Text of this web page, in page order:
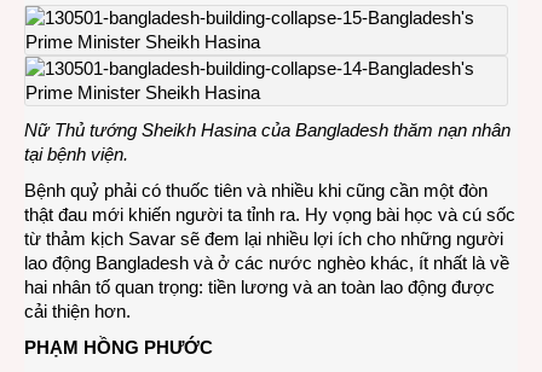
Nữ Thủ tướng Sheikh Hasina của Bangladesh thăm nạn nhân
tại bệnh viện.
Bệnh quỷ phải có thuốc tiên và nhiều khi cũng cần một đòn
thật đau mới khiến người ta tỉnh ra. Hy vọng bài học và cú sốc
từ thảm kịch Savar sẽ đem lại nhiều lợi ích cho những người
lao động Bangladesh và ở các nước nghèo khác, ít nhất là về
hai nhân tố quan trọng: tiền lương và an toàn lao động được
cải thiện hơn.
PHẠM HỒNG PHƯỚC